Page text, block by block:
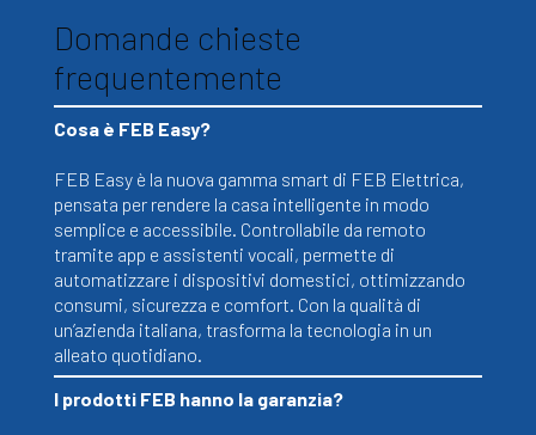
Domande chieste
frequentemente
Cosa è FEB Easy?
FEB Easy è la nuova gamma smart di FEB Elettrica,
pensata per rendere la casa intelligente in modo
semplice e accessibile. Controllabile da remoto
tramite app e assistenti vocali, permette di
automatizzare i dispositivi domestici, ottimizzando
consumi, sicurezza e comfort. Con la qualità di
un’azienda italiana, trasforma la tecnologia in un
alleato quotidiano.
I prodotti FEB hanno la garanzia?